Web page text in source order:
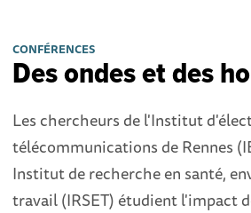
CONFÉRENCES
Des ondes et des
Les chercheurs de l'Institut
télécommunications de Rennes
Institut de recherche en santé,
travail (IRSET) étudient l'impact